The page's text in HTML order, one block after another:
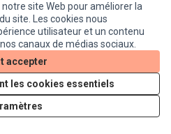
site Web pour améliorer la
site. Les cookies nous
utilisateur et un contenu
canaux de médias sociaux.
accepter
les cookies essentiels
Decidim .
Licence
(Lien